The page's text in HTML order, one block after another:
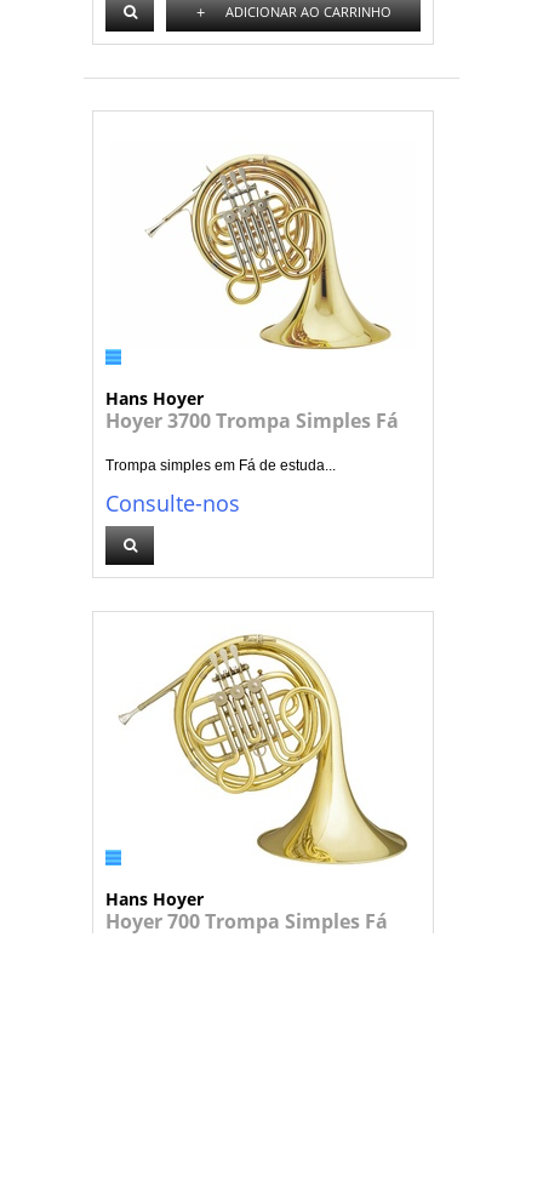
+ ADICIONAR AO CARRINHO
Hans Hoyer
Hoyer 3700 Trompa Simples Fá
Trompa simples em Fá de estuda...
Consulte-nos
Hans Hoyer
Hoyer 700 Trompa Simples Fá